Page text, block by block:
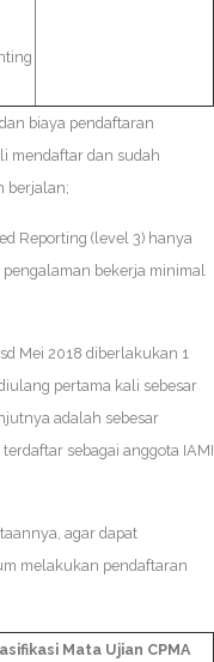
biaya pendaftaran
mendaftar dan sudah
berjalan;
Reporting (level 3) hanya
bekerja minimal
Mei 2018 diberlakukan 1
pertama kali sebesar
adalah sebesar
sebagai anggota IAMI
agar dapat
melakukan pendaftaran
CPMA